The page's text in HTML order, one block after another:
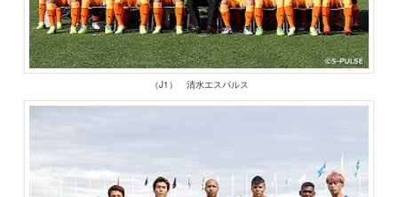
（J1） 清水エスパルス